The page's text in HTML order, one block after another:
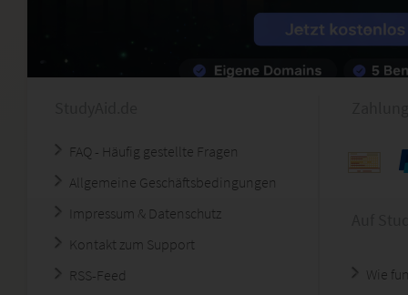
FAQ - Häufig gestellte Fragen
Allgemeine Geschäftsbedingungen
Impressum & Datenschutz
Kontakt zum Support
RSS-Feed
Wie